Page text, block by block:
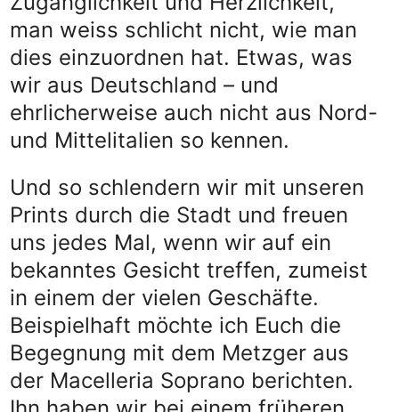
man weiss schlicht nicht, wie man
dies einzuordnen hat. Etwas, was
wir aus Deutschland – und
ehrlicherweise auch nicht aus Nord-
und Mittelitalien so kennen.
Und so schlendern wir mit unseren
Prints durch die Stadt und freuen
uns jedes Mal, wenn wir auf ein
bekanntes Gesicht treffen, zumeist
in einem der vielen Geschäfte.
Beispielhaft möchte ich Euch die
Begegnung mit dem Metzger aus
der Macelleria Soprano berichten.